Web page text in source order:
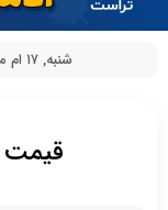
شنبه, ۱۷ ام مرداد ۱۴۰۵
قیمت